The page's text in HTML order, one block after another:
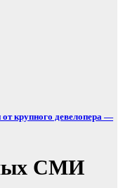
крупного девелопера —